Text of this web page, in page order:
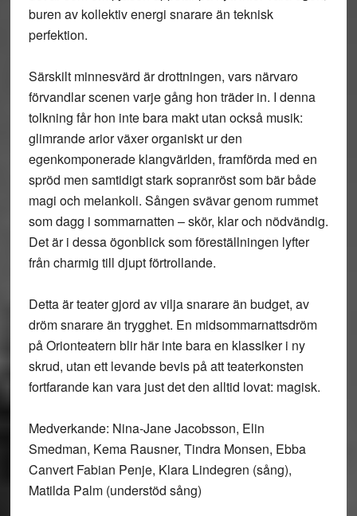
buren av kollektiv energi snarare än teknisk
perfektion.
Särskilt minnesvärd är drottningen, vars närvaro
förvandlar scenen varje gång hon träder in. I denna
tolkning får hon inte bara makt utan också musik:
glimrande arior växer organiskt ur den
egenkomponerade klangvärlden, framförda med en
spröd men samtidigt stark sopranröst som bär både
magi och melankoli. Sången svävar genom rummet
som dagg i sommarnatten – skör, klar och nödvändig.
Det är i dessa ögonblick som föreställningen lyfter
från charmig till djupt förtrollande.
Detta är teater gjord av vilja snarare än budget, av
dröm snarare än trygghet. En midsommarnattsdröm
på Orionteatern blir här inte bara en klassiker i ny
skrud, utan ett levande bevis på att teaterkonsten
fortfarande kan vara just det den alltid lovat: magisk.
Medverkande: Nina-Jane Jacobsson, Elin
Smedman, Kema Rausner, Tindra Monsen, Ebba
Canvert Fabian Penje, Klara Lindegren (sång),
Matilda Palm (understöd sång)